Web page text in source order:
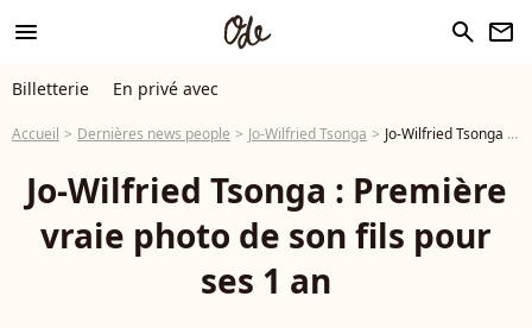
menu search newsletter
Billetterie En privé avec
Accueil Dernières news people Jo-Wilfried Tsonga Jo-Wilfried Tsonga : Première vraie photo de son fils pour ses 1 an
Jo-Wilfried Tsonga : Première
vraie photo de son fils pour
ses 1 an